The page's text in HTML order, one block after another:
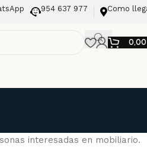
954 637 977 Como
interesadas en mobiliario.